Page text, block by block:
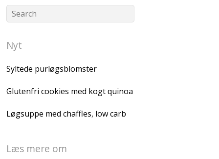
Nyt
Syltede purløgsblomster
Glutenfri cookies med kogt quinoa
Løgsuppe med chaffles, low carb
Læs mere om